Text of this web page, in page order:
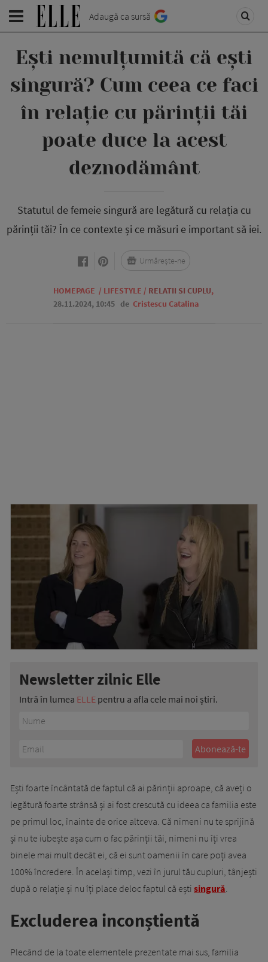
Adaugă ca sursă
Ești nemulțumită că ești
singură? Cum ceea ce faci
în relație cu părinții tăi
poate duce la acest
deznodământ
Statutul de femeie singură are legătură cu relația cu
părinții tăi? În ce contexte și ce măsuri e important să iei.
HOMEPAGE / LIFESTYLE / RELATII SI CUPLU,
28.11.2024, 10:45 de Cristescu Catalina
Urmărește-ne
Newsletter zilnic Elle
Intră în lumea ELLE pentru a afla cele mai noi știri.
Ești foarte încântată de faptul că ai părinții aproape, că aveți o
legătură foarte strânsă și ai fost crescută cu ideea ca familia este
pe primul loc, înainte de orice altceva. Că nimeni nu te sprijină
și nu te iubește așa cum o fac părinții tăi, nimeni nu îți vrea
binele mai mult decât ei, că ei sunt oamenii în care poți avea
100% încredere. În același timp, vezi în jurul tău cupluri, tânjești
după o relație și nu îți place deloc faptul că ești singură.
Excluderea inconștientă
Plecând de la toate elementele prezentate mai sus, familia